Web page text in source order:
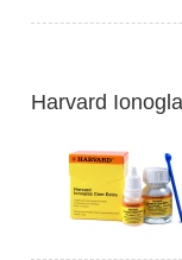
Harvard